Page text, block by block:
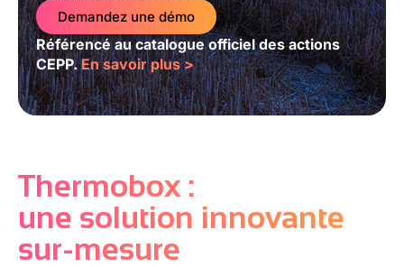
Demandez une démo
Référencé au catalogue officiel des actions
CEPP.En savoir plus >
Thermobox :
une solution innovante
sur-mesure